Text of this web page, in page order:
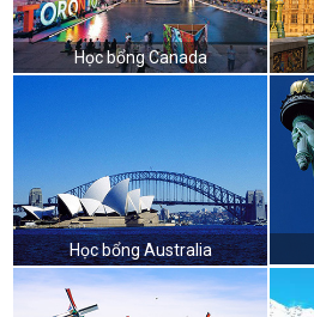
Học bổng Canada
Học bổng Australia